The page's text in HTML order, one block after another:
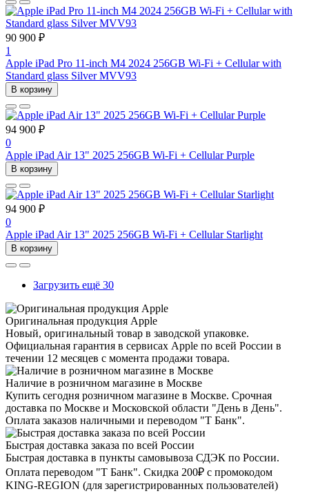
90 900 ₽
1
Apple iPad Pro 11-inch M4 2024 256GB Wi-Fi + Cellular with
Standard glass Silver MVV93
В корзину
94 900 ₽
0
Apple iPad Air 13" 2025 256GB Wi-Fi + Cellular Purple
В корзину
94 900 ₽
0
Apple iPad Air 13" 2025 256GB Wi-Fi + Cellular Starlight
В корзину
Загрузить ещё 30
Оригинальная продукция Apple
Новый, оригинальный товар в заводской упаковке.
Официальная гарантия в сервисах Apple по всей России в
течении 12 месяцев с момента продажи товара.
Наличие в розничном магазине в Москве
Купить сегодня розничном магазине в Москве. Срочная
доставка по Москве и Московской области "День в День".
Оплата заказов наличными и переводом "Т Банк".
Быстрая доставка заказа по всей России
Быстрая доставка в пункты самовывоза СДЭК по России.
Оплата переводом "Т Банк". Скидка 200₽ с промокодом
KING-REGION (для зарегистрированных пользователей)